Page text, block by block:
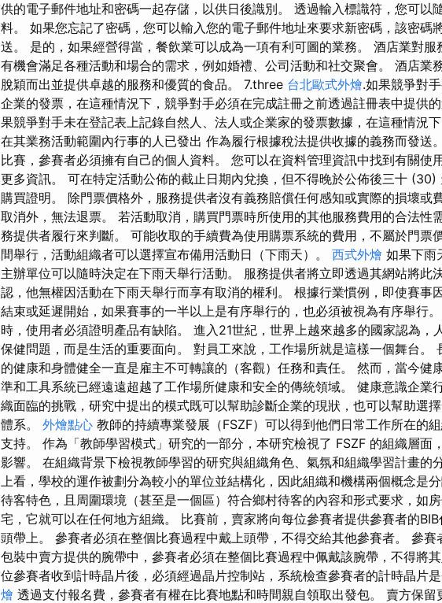
供的電子郵件地址和密碼一起存儲，以供日後識別。 透過輸入標識符，您可以
料。 如果您忘記了密碼，您可以輸入您的電子郵件地址來要求新密碼，該密碼
送。 是的，如果經營得當，餐飲業可以成為一項有利可圖的業務。 酒店業對服
有機會滿足各種活動和場合的需求，例如婚禮、公司活動和社交聚會。 酒店業
脫穎而出並提供卓越的服務和優質的食品。 7.three 台北歐式外燴.如果競爭對
企業的發票，在這種情況下，競爭對手必須在完成註冊之前透過註冊表中提供
果競爭對手未在登記表上記錄自然人、法人或企業家的發票數據，在這種情況
在其業務活動範圍內行事的人已發出 作為履行根據稅法提供收據的義務而發送
比賽，參賽者必須擁有自己的個人資料。 您可以在資料管理資訊中找到有關使
更多資訊。 可在特定活動公佈的截止日期內兌換，但不得晚於公佈後三十 (30)
購買證明。 除門票價格外，服務提供者沒有義務賠償任何感知或實際的損壞或
取消外，無法退票。 若活動取消，購買門票時所使用的其他服務費用的合法性
務提供者履行來判斷。 可能收取的手續費為使用購票系統的費用，不屬於門票
間舉行，活動組織者可以選擇宣布備用活動日（下雨天）。 西式外燴 如果下雨
主辦單位可以隨時決定在下雨天舉行活動。 服務提供者將立即透過其網站將此
認，他無權因活動在下雨天舉行而享有取消的權利。 根據行業慣例，即使賽事
結束或延遲開始，如果賽事的一半以上是有序舉行的，也必須被視為有序舉行
時，使用者必須證明產品有缺陷。 進入21世紀，世界上越來越多的國家認為，
保健問題，而是生活的重要面向。 對員工來說，工作場所就是這樣一個舞台。
的健康和身體健全一直是雇主不可轉讓的（客觀）任務和責任。 然而，當今健
準和工具系統已經遠遠超越了工作場所健康和安全的傳統領域。 健康意識企業
織面臨的挑戰，研究中提出的模式既可以幫助診斷企業的現狀，也可以幫助選
體系。 外燴點心 教師的持續專業發展（FSZF）可以得到他們日常工作所在的
支持。 作為「教師學習模式」研究的一部分，本研究檢視了 FSZF 的組織層面
影響。 在組織背景下檢視教師學習的研究與組織角色、氣氛和組織學習計畫的
上看，學校的運作被劃分為較小的單位並結構化，因此組織和機構兩個概念是
待客特色，且周圍環境（甚至是一個區）符合鄉村待客的內容和形式要求，如
宅，它就可以在任何地方組織。 比賽前，賣家將向每位參賽者提供參賽者的
頭帶上。 參賽者必須在整個比賽過程中戴上頭帶，不得交給其他參賽者。 參賽
包裝中賣方提供的腕帶中，參賽者必須在整個比賽過程中佩戴該腕帶，不得將
位參賽者收到計時晶片後，必須經過晶片控制站，系統檢查參賽者的計時晶片
燴 透過支付報名費，參賽者有權在比賽地點和時間親自領取出發包。 賣方保留